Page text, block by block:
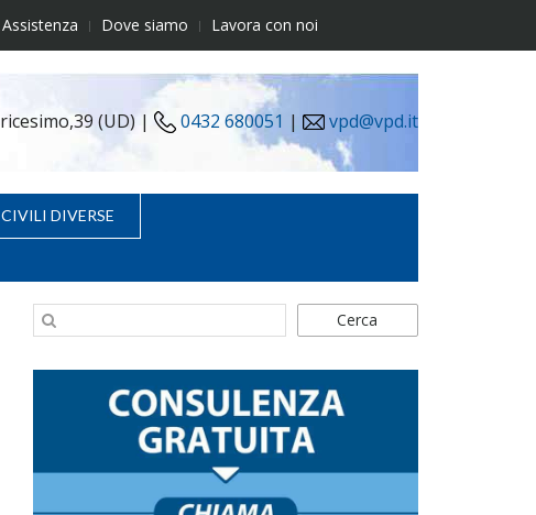
Dove siamo Lavora con noi
(UD) | 0432 680051 | vpd@vpd.it
DIVERSE
Cerca